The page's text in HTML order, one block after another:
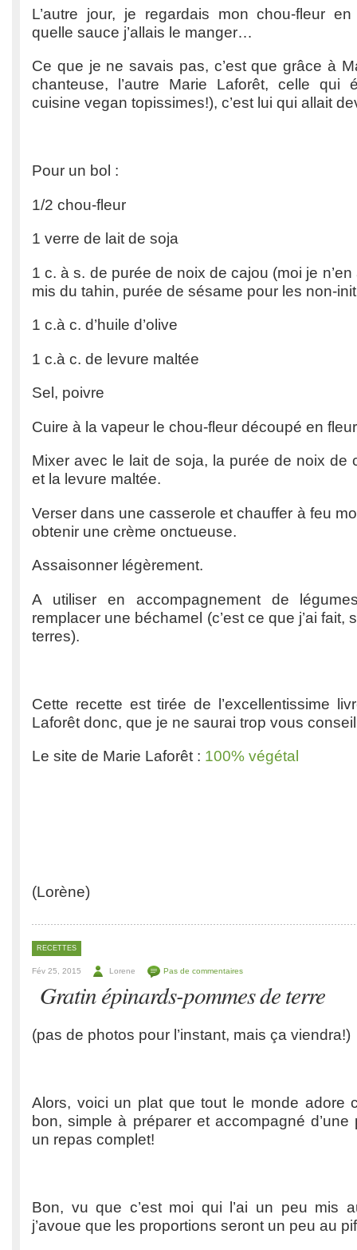
L’autre jour, je regardais mon chou-fleur
quelle sauce j’allais le manger…
Ce que je ne savais pas, c’est que grâce à
chanteuse, l’autre Marie Laforêt, celle qui
cuisine vegan topissimes!), c’est lui qui allait
Pour un bol :
1/2 chou-fleur
1 verre de lait de soja
1 c. à s. de purée de noix de cajou (moi je n’en
mis du tahin, purée de sésame pour les non-
1 c.à c. d’huile d’olive
1 c.à c. de levure maltée
Sel, poivre
Cuire à la vapeur le chou-fleur découpé en
Mixer avec le lait de soja, la purée de noix de
et la levure maltée.
Verser dans une casserole et chauffer à feu
obtenir une crème onctueuse.
Assaisonner légèrement.
A utiliser en accompagnement de
remplacer une béchamel (c’est ce que j’ai fait,
terres).
Cette recette est tirée de l’excellentissime
Laforêt donc, que je ne saurai trop vous
Le site de Marie Laforêt : 100% végétal
(Lorène)
RECETTES
Fév 25, 2015 Lorene Pas de commentaires
Gratin épinards-pommes de terre
(pas de photos pour l’instant, mais ça viendra!)
Alors, voici un plat que tout le monde adore
bon, simple à préparer et accompagné
un repas complet!
Bon, vu que c’est moi qui l’ai un peu mis
j’avoue que les proportions seront un peu au